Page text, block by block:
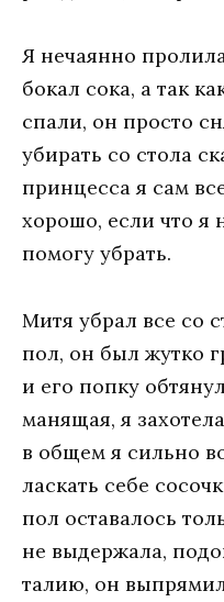
Я нечаянно
бокал сока, а так
спали, он просто
убирать со стола
принцесса я сам
хорошо, если что я
помогу убрать.
Митя убрал все со
пол, он был жутко
и его попку
манящая, я
в общем я сильно
ласкать себе
пол оставалось
не выдержала,
талию, он